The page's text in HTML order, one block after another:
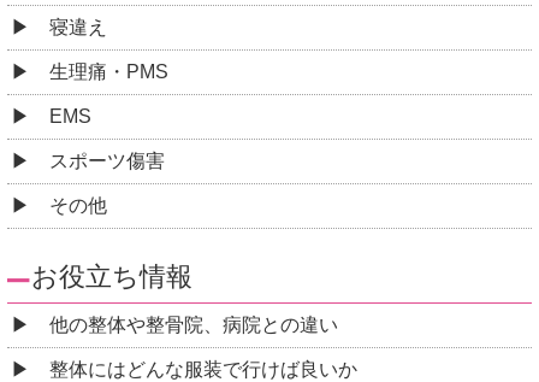
寝違え
生理痛・PMS
EMS
スポーツ傷害
その他
お役立ち情報
他の整体や整骨院、病院との違い
整体にはどんな服装で行けば良いか